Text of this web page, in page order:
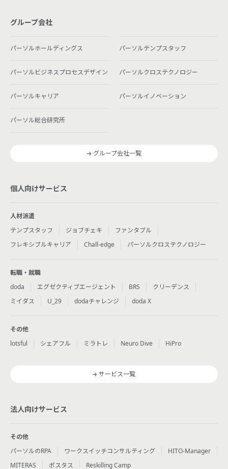
グループ会社
パーソルホールディングス パーソルテンプスタッフ
パーソルビジネスプロセスデザイン パーソルクロステクノロジー
パーソルキャリア パーソルイノベーション
パーソル総合研究所
グループ会社一覧
個人向けサービス
人材派遣
テンプスタッフ
ジョブチェキ
ファンタブル
フレキシブルキャリア
Chall-edge パーソルクロステクノロジー
転職・就職
doda
エグゼクティブエージェント BRS
クリーデンス
ミイダス
U_29 dodaチャレンジ doda X
その他
lotsful
シェアフル ミラトレ Neuro Dive HiPro
サービス一覧
法人向けサービス
その他
パーソルのRPA
ワークスイッチコンサルティング
HITO-Manager
MITERAS
ポスタス Reskilling Camp